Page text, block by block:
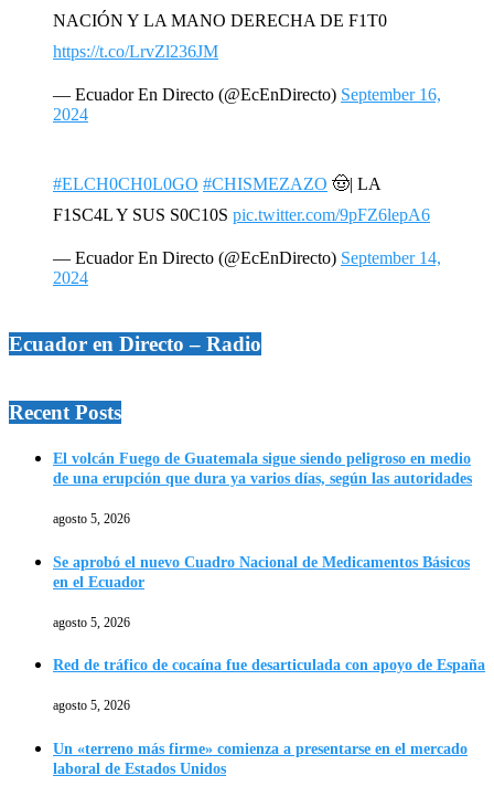
NACIÓN Y LA MANO DERECHA DE F1T0
https://t.co/LrvZl236JM
— Ecuador En Directo (@EcEnDirecto) September 16,
2024
#ELCH0CH0L0GO #CHISMEZAZO 🤠| LA
F1SC4L Y SUS S0C10S pic.twitter.com/9pFZ6lepA6
— Ecuador En Directo (@EcEnDirecto) September 14,
2024
Ecuador en Directo – Radio
Recent Posts
El volcán Fuego de Guatemala sigue siendo peligroso en medio
de una erupción que dura ya varios días, según las autoridades
agosto 5, 2026
Se aprobó el nuevo Cuadro Nacional de Medicamentos Básicos
en el Ecuador
agosto 5, 2026
Red de tráfico de cocaína fue desarticulada con apoyo de España
agosto 5, 2026
Un «terreno más firme» comienza a presentarse en el mercado
laboral de Estados Unidos